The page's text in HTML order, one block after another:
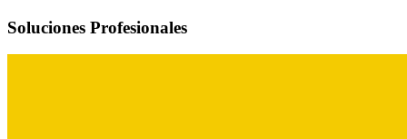
Soluciones Profesionales